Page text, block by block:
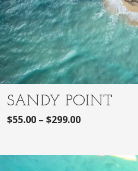
SANDY POINT
$55.00 – $299.00